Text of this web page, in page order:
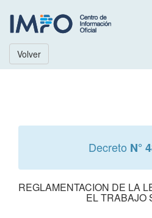
Volver
Decreto N°
REGLAMENTACION DE LA
EL TRABAJO